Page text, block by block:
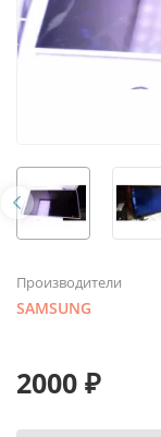
Производители
SAMSUNG
2000 ₽